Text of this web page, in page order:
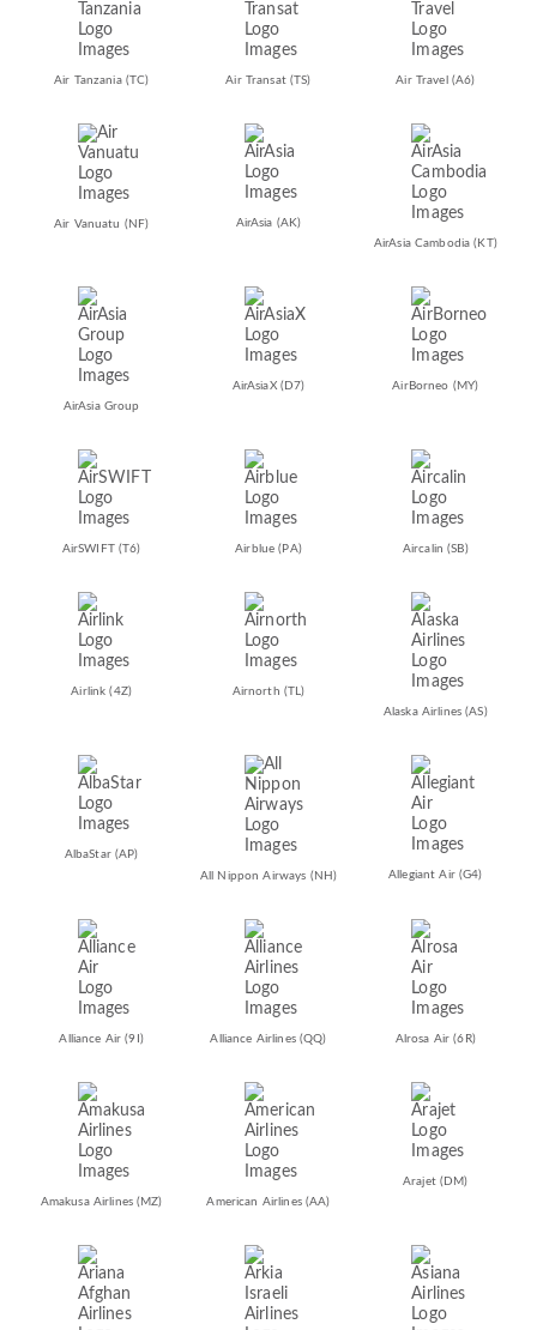
Air Tanzania (TC) Air Transat(TS) Air Travel (A6)
Air Vanuatu (NF) AirAsia (AK)
AirAsia Cambodia(KT)
AirAsia Group
AirAsiaX (D7) AirBorneo (MY)
AirSWIFT(T6) Airblue(PA) Aircalin(SB)
Airlink(4Z) Airnorth (TL)
Alaska Airlines(AS)
AlbaStar(AP)
All Nippon Airways (NH) Allegiant Air(G4)
Alliance Air(9I) Alliance Airlines (QQ) Alrosa Air(6R)
Amakusa Airlines(MZ) American Airlines (AA)
Arajet(DM)